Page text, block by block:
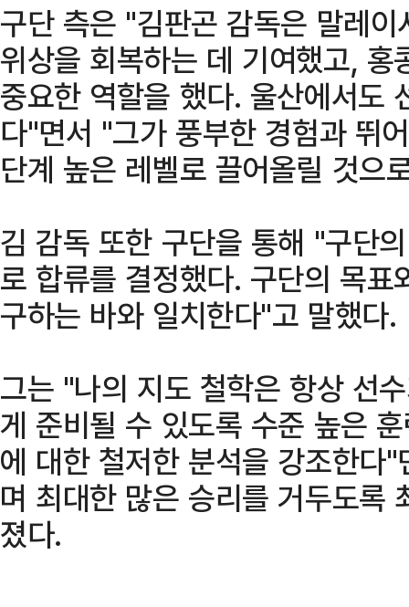
구단 측은 "김판곤 감독은 말레
위상을 회복하는 데 기여했고,
중요한 역할을 했다. 울산에서도
다"면서 "그가 풍부한 경험과 뛰
단계 높은 레벨로 끌어올릴 것으
김 감독 또한 구단을 통해 "구단
로 합류를 결정했다. 구단의 목
구하는 바와 일치한다"고 말했다.
그는 "나의 지도 철학은 항상 선
게 준비될 수 있도록 수준 높은
에 대한 철저한 분석을 강조한다
며 최대한 많은 승리를 거두도록
졌다.